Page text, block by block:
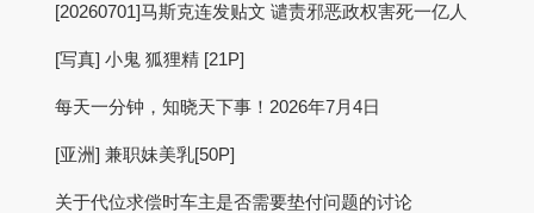
[20260701]马斯克连发贴文 谴责邪恶政权害死一亿人
[写真] 小鬼 狐狸精 [21P]
每天一分钟，知晓天下事！2026年7月4日
[亚洲] 兼职妹美乳[50P]
关于代位求偿时车主是否需要垫付问题的讨论